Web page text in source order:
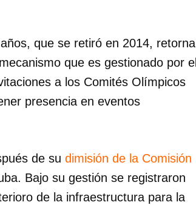
que se retiró en 2014, retorna
que es gestionado por el
a los Comités Olímpicos
presencia en eventos
de su dimisión de la Comisión
Bajo su gestión se registraron
de la infraestructura para la